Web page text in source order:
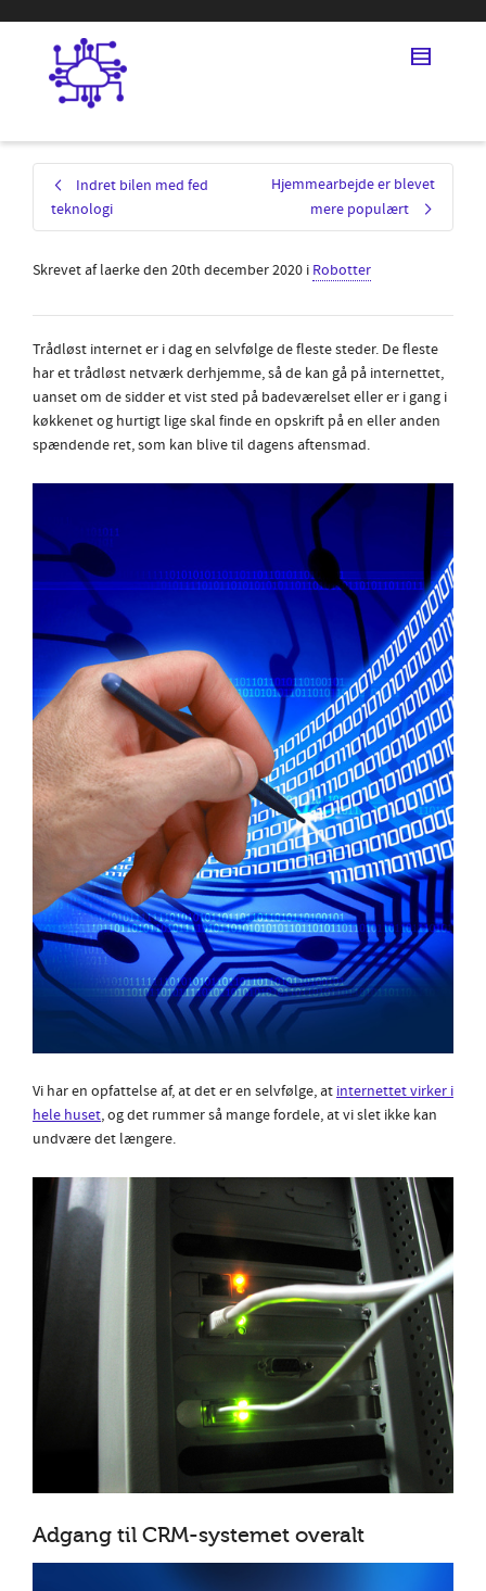
Indret bilen med fed
teknologi
Hjemmearbejde er blevet
mere populært
Skrevet aflaerkeden 20th december 2020 i Robotter
Trådløst internet er i dag en selvfølge de fleste steder. De fleste
har et trådløst netværk derhjemme, så de kan gå på internettet,
uanset om de sidder et vist sted på badeværelset eller er i gang i
køkkenet og hurtigt lige skal finde en opskrift på en eller anden
spændende ret, som kan blive til dagens aftensmad.
Vi har en opfattelse af, at det er en selvfølge, at internettet virker i
hele huset, og det rummer så mange fordele, at vi slet ikke kan
undvære det længere.
Adgang til CRM-systemet overalt